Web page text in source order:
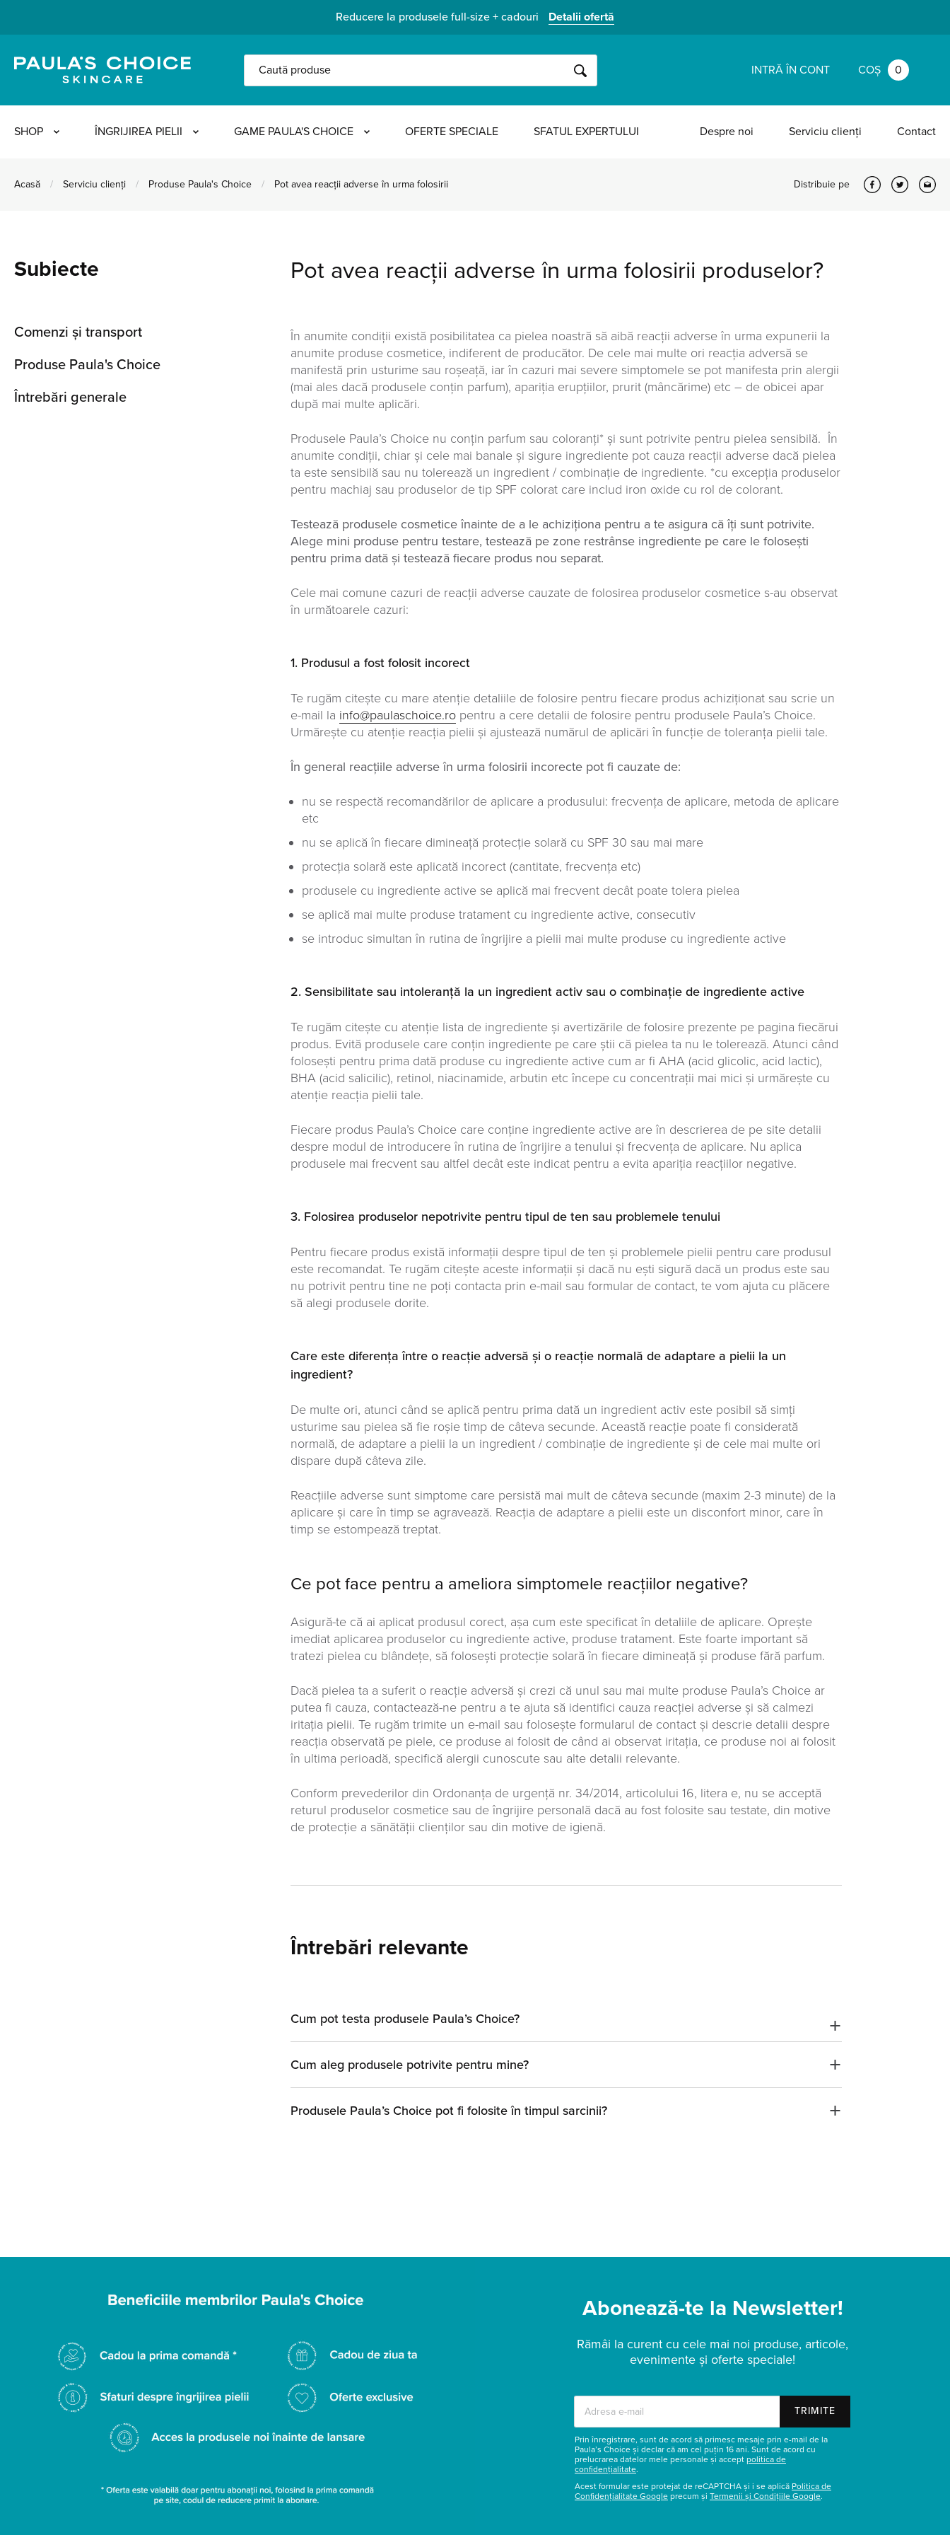
Reducere la produsele full-size + cadouri Detalii ofertă
CAUTĂ INTRĂ ÎN CONT COȘ 0
SHOP ÎNGRIJIREA PIELII GAME PAULA'S CHOICE OFERTE SPECIALE SFATUL EXPERTULUI Despre noi Serviciu clienți Contact
Acasă / Serviciu clienți / Produse Paula's Choice /
Pot avea reacții adverse în urma folosirii
Distribuie pe
Pot avea reacții adverse în urma folosirii produselor?
În anumite condiții există posibilitatea ca pielea noastră să aibă reacții adverse în urma expunerii la
anumite produse cosmetice, indiferent de producător. De cele mai multe ori reacția adversă se
manifestă prin usturime sau roșeață, iar în cazuri mai severe simptomele se pot manifesta prin alergii
(mai ales dacă produsele conțin parfum), apariția erupțiilor, prurit (mâncărime) etc – de obicei apar
după mai multe aplicări.
Produsele Paula’s Choice nu conțin parfum sau coloranți* și sunt potrivite pentru pielea sensibilă. În
anumite condiții, chiar și cele mai banale și sigure ingrediente pot cauza reacții adverse dacă pielea
ta este sensibilă sau nu tolerează un ingredient / combinație de ingrediente. *cu excepția produselor
pentru machiaj sau produselor de tip SPF colorat care includ iron oxide cu rol de colorant.
Testează produsele cosmetice înainte de a le achiziționa pentru a te asigura că îți sunt potrivite.
Alege mini produse pentru testare, testează pe zone restrânse ingrediente pe care le folosești
pentru prima dată și testează fiecare produs nou separat.
Cele mai comune cazuri de reacții adverse cauzate de folosirea produselor cosmetice s-au observat
în următoarele cazuri:
1. Produsul a fost folosit incorect
Te rugăm citește cu mare atenție detaliile de folosire pentru fiecare produs achiziționat sau scrie un
e-mail la info@paulaschoice.ro pentru a cere detalii de folosire pentru produsele Paula’s Choice.
Urmărește cu atenție reacția pielii și ajustează numărul de aplicări în funcție de toleranța pielii tale.
În general reacțiile adverse în urma folosirii incorecte pot fi cauzate de:
nu se respectă recomandărilor de aplicare a produsului: frecvența de aplicare, metoda de aplicare
etc
nu se aplică în fiecare dimineață protecție solară cu SPF 30 sau mai mare
protecția solară este aplicată incorect (cantitate, frecvența etc)
produsele cu ingrediente active se aplică mai frecvent decât poate tolera pielea
se aplică mai multe produse tratament cu ingrediente active, consecutiv
se introduc simultan în rutina de îngrijire a pielii mai multe produse cu ingrediente active
2. Sensibilitate sau intoleranță la un ingredient activ sau o combinație de ingrediente active
Te rugăm citește cu atenție lista de ingrediente și avertizările de folosire prezente pe pagina fiecărui
produs. Evită produsele care conțin ingrediente pe care știi că pielea ta nu le tolerează. Atunci când
folosești pentru prima dată produse cu ingrediente active cum ar fi AHA (acid glicolic, acid lactic),
BHA (acid salicilic), retinol, niacinamide, arbutin etc începe cu concentrații mai mici și urmărește cu
atenție reacția pielii tale.
Fiecare produs Paula’s Choice care conține ingrediente active are în descrierea de pe site detalii
despre modul de introducere în rutina de îngrijire a tenului și frecvența de aplicare. Nu aplica
produsele mai frecvent sau altfel decât este indicat pentru a evita apariția reacțiilor negative.
3. Folosirea produselor nepotrivite pentru tipul de ten sau problemele tenului
Pentru fiecare produs există informații despre tipul de ten și problemele pielii pentru care produsul
este recomandat. Te rugăm citește aceste informații și dacă nu ești sigură dacă un produs este sau
nu potrivit pentru tine ne poți contacta prin e-mail sau formular de contact, te vom ajuta cu plăcere
să alegi produsele dorite.
Care este diferența între o reacție adversă și o reacție normală de adaptare a pielii la un
ingredient?
De multe ori, atunci când se aplică pentru prima dată un ingredient activ este posibil să simți
usturime sau pielea să fie roșie timp de câteva secunde. Această reacție poate fi considerată
normală, de adaptare a pielii la un ingredient / combinație de ingrediente și de cele mai multe ori
dispare după câteva zile.
Reacțiile adverse sunt simptome care persistă mai mult de câteva secunde (maxim 2-3 minute) de la
aplicare și care în timp se agravează. Reacția de adaptare a pielii este un disconfort minor, care în
timp se estompează treptat.
Ce pot face pentru a ameliora simptomele reacțiilor negative?
Asigură-te că ai aplicat produsul corect, așa cum este specificat în detaliile de aplicare. Oprește
imediat aplicarea produselor cu ingrediente active, produse tratament. Este foarte important să
tratezi pielea cu blândețe, să folosești protecție solară în fiecare dimineață și produse fără parfum.
Dacă pielea ta a suferit o reacție adversă și crezi că unul sau mai multe produse Paula’s Choice ar
putea fi cauza, contactează-ne pentru a te ajuta să identifici cauza reacției adverse și să calmezi
iritația pielii. Te rugăm trimite un e-mail sau folosește formularul de contact și descrie detalii despre
reacția observată pe piele, ce produse ai folosit de când ai observat iritația, ce produse noi ai folosit
în ultima perioadă, specifică alergii cunoscute sau alte detalii relevante.
Conform prevederilor din Ordonanţa de urgenţă nr. 34/2014, articolului 16, litera e, nu se acceptă
returul produselor cosmetice sau de îngrijire personală dacă au fost folosite sau testate, din motive
de protecție a sănătății clienților sau din motive de igienă.
Întrebări relevante
Cum pot testa produsele Paula’s Choice?
Cum aleg produsele potrivite pentru mine?
Produsele Paula’s Choice pot fi folosite în timpul sarcinii?
Subiecte
Comenzi și transport
Produse Paula's Choice
Întrebări generale
Abonează-te la Newsletter!
Rămâi la curent cu cele mai noi produse, articole,
evenimente și oferte speciale!
TRIMITE
Prin înregistrare, sunt de acord să primesc mesaje prin e-mail de la
Paula’s Choice și declar că am cel puțin 16 ani. Sunt de acord cu
prelucrarea datelor mele personale și accept politica de
confidențialitate.
Acest formular este protejat de reCAPTCHA și i se aplică Politica de
Confidențialitate Google precum și Termenii și Condițiile Google.